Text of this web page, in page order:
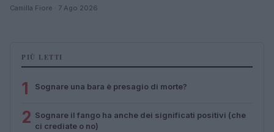
Camilla Fiore · 7 Ago 2026
PIÙ LETTI
1 Sognare una bara è presagio di morte?
2 Sognare il fango ha anche dei significati positivi (che
ci crediate o no)